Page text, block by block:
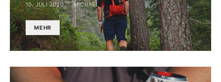
10. JULI 2020 MICHAEL
MEHR